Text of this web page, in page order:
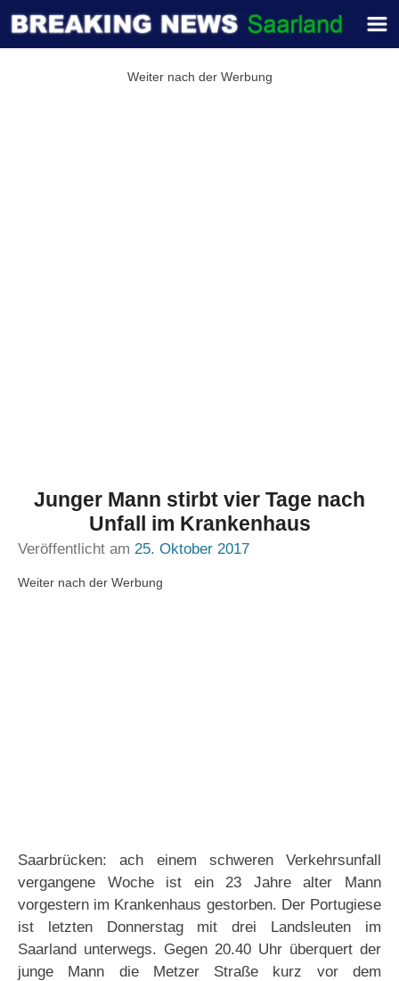
Weiter nach der Werbung
Junger Mann stirbt vier Tage nach
Unfall im Krankenhaus
Veröffentlicht am 25. Oktober 2017
Weiter nach der Werbung
Saarbrücken: ach einem schweren Verkehrsunfall
vergangene Woche ist ein 23 Jahre alter Mann
vorgestern im Krankenhaus gestorben. Der Portugiese
ist letzten Donnerstag mit drei Landsleuten im
Saarland unterwegs. Gegen 20.40 Uhr überquert der
junge Mann die Metzer Straße kurz vor dem